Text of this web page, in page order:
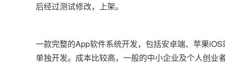
后经过测试修改，上架。
一款完整的App软件系统开发，包括安卓端、苹果
单独开发。成本比较高，一般的中小企业及个人创业